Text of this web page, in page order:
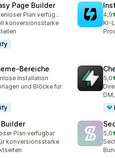
Page Builder
insgesamt
Kostenloser Plan verfügbar
konversionsstarke
4,9
KI-
Installation
und Blöcke für
5,0
30
Plan verfügbar
konversionsstarke
5,0
54